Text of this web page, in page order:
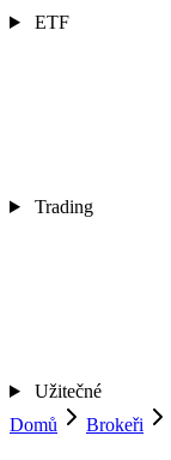
ETF
Trading
Užitečné
Domů
Brokeři